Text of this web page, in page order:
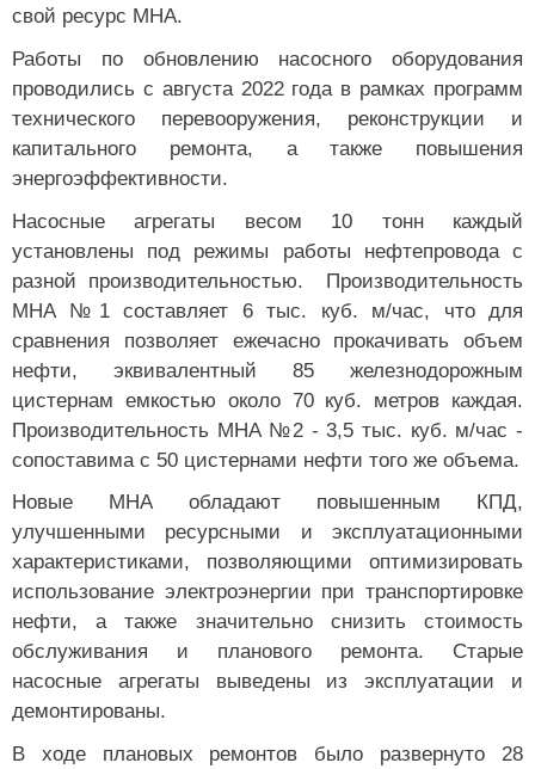
свой ресурс МНА.
Работы по обновлению насосного оборудования
проводились с августа 2022 года в рамках программ
технического перевооружения, реконструкции и
капитального ремонта, а также повышения
энергоэффективности.
Насосные агрегаты весом 10 тонн каждый
установлены под режимы работы нефтепровода с
разной производительностью. Производительность
МНА №1 составляет 6 тыс. куб. м/час, что для
сравнения позволяет ежечасно прокачивать объем
нефти, эквивалентный 85 железнодорожным
цистернам емкостью около 70 куб. метров каждая.
Производительность МНА №2 - 3,5 тыс. куб. м/час -
сопоставима с 50 цистернами нефти того же объема.
Новые МНА обладают повышенным КПД,
улучшенными ресурсными и эксплуатационными
характеристиками, позволяющими оптимизировать
использование электроэнергии при транспортировке
нефти, а также значительно снизить стоимость
обслуживания и планового ремонта. Старые
насосные агрегаты выведены из эксплуатации и
демонтированы.
В ходе плановых ремонтов было развернуто 28